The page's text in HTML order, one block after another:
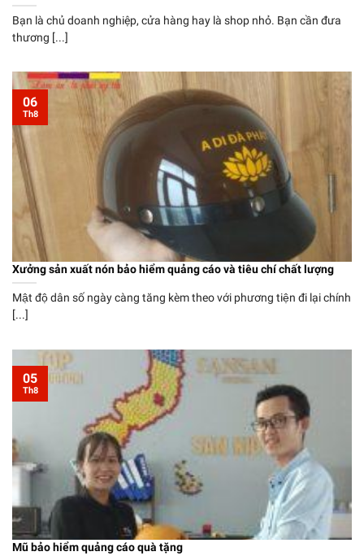
Bạn là chủ doanh nghiệp, cửa hàng hay là shop nhỏ. Bạn cần đưa
thương [...]
Xưởng sản xuất nón bảo hiểm quảng cáo và tiêu chí chất lượng
Mật độ dân số ngày càng tăng kèm theo với phương tiện đi lại chính
[...]
06
Th8
Mũ bảo hiểm quảng cáo quà tặng
05
Th8